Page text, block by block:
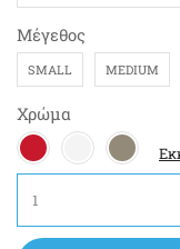
Μέγεθος
SMALL MEDIUM
Χρώμα